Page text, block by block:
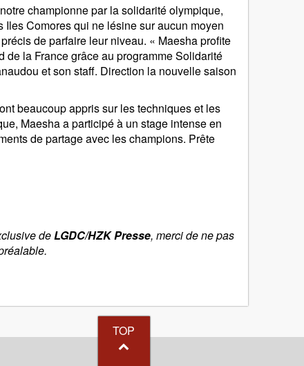
championne par la solidarité olympique,
Comores qui ne lésine sur aucun moyen
de parfaire leur niveau. « Maesha profite
de la France grâce au programme Solidarité
et son staff. Direction la nouvelle saison
beaucoup appris sur les techniques et les
Maesha a participé à un stage intense en
de partage avec les champions. Prête
deLGDC/HZK Presse, merci de ne pas
TOP